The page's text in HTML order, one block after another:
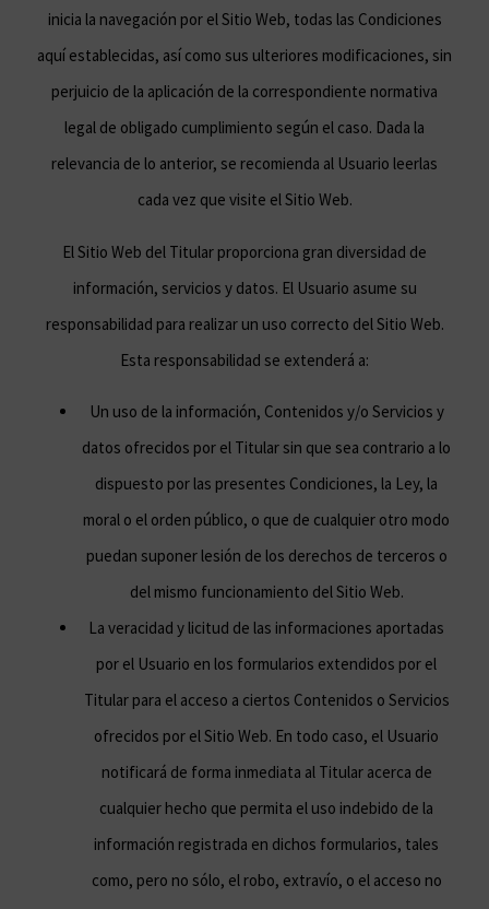
inicia la navegación por el Sitio Web, todas las Condiciones
aquí establecidas, así como sus ulteriores modificaciones, sin
perjuicio de la aplicación de la correspondiente normativa
legal de obligado cumplimiento según el caso. Dada la
relevancia de lo anterior, se recomienda al Usuario leerlas
cada vez que visite el Sitio Web.
El Sitio Web del Titular proporciona gran diversidad de
información, servicios y datos. El Usuario asume su
responsabilidad para realizar un uso correcto del Sitio Web.
Esta responsabilidad se extenderá a:
Un uso de la información, Contenidos y/o Servicios y
datos ofrecidos por el Titular sin que sea contrario a lo
dispuesto por las presentes Condiciones, la Ley, la
moral o el orden público, o que de cualquier otro modo
puedan suponer lesión de los derechos de terceros o
del mismo funcionamiento del Sitio Web.
La veracidad y licitud de las informaciones aportadas
por el Usuario en los formularios extendidos por el
Titular para el acceso a ciertos Contenidos o Servicios
ofrecidos por el Sitio Web. En todo caso, el Usuario
notificará de forma inmediata al Titular acerca de
cualquier hecho que permita el uso indebido de la
información registrada en dichos formularios, tales
como, pero no sólo, el robo, extravío, o el acceso no